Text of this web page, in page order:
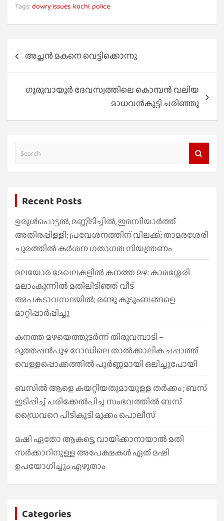
Tags: dowry issues, kochi, police
navigation
അച്ഛൻ മകനെ വെട്ടിക്കൊന്നു
ഗുരുവായൂര്‍ ദേവസ്വത്തിലെ കൊമ്പൻ വലിയ
മാധവന്‍കുട്ടി ചരിഞ്ഞു
a
h
Recent Posts
ഉരുൾപൊട്ടൽ, മണ്ണിടിച്ചിൽ, ഇരമ്പിയാര്‍ത്ത്
അതിരപ്പിള്ളി; പ്രവേശനത്തിന് വിലക്ക്; താമരശേരി
ചുരത്തില്‍ കര്‍ശന ഗതാഗത നിയന്ത്രണം
മലയോര മേഖലകളിൽ കനത്ത മഴ: കാരശ്ശേരി
മലാംകുന്നിൽ മതിലിടിഞ്ഞ് വീട്
അപകടാവസ്ഥയിൽ; രണ്ടു കുടുംബങ്ങളെ
മാറ്റിപ്പാർപ്പിച്ചു
കനത്ത മഴയെത്തുടർന്ന് തിരുവമ്പാടി –
മുത്തപ്പൻപുഴ റോഡിലെ താൽക്കാലിക ചപ്പാത്ത്
വെള്ളപ്പൊക്കത്തിൽ പൂർണ്ണമായി ഒലിച്ചുപോയി
ബസിൽ ആളെ കയറ്റിയതുമായുള്ള തർക്കം ; ബസ്
ഇടിപ്പിച്ച് പരിക്കേൽപിച്ച സംഭവത്തിൽ ബസ്
ഡ്രൈവറെ പിടികൂടി മുക്കം പൊലീസ്
മഷി ഏതോ ആകട്ടെ, വായിക്കാനായാൽ മതി​
സർക്കാറിനുള്ള അപേക്ഷകൾ ഏത് മഷി
ഉപയോഗിച്ചും എഴുതാം
Categories